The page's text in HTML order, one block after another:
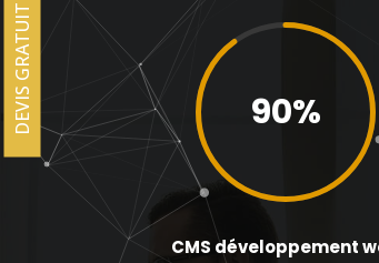
90%
CMS développement
DEVIS GRATUIT